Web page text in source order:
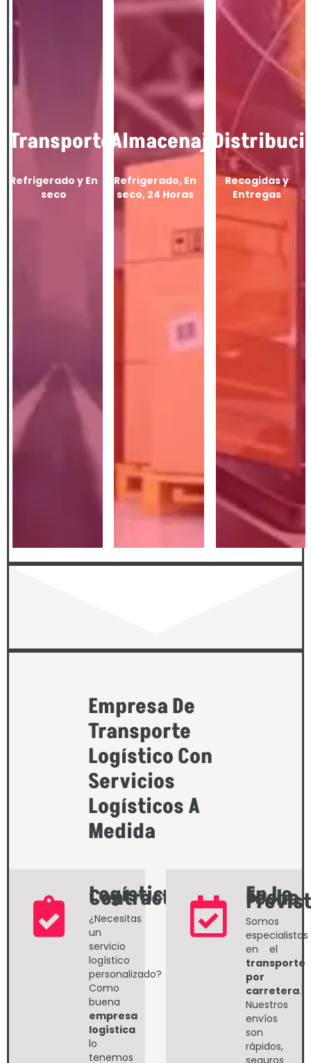
Transporte
Refrigerado y En
seco
Almacenaje
Refrigerado, En
seco, 24 Horas
Recogidas y
Entregas
Empresa De
Transporte
Logístico Con
Servicios
Logísticos A
Medida
Logística
Contractual
¿Necesitas
un
servicio
logístico
personalizado?
Como
buena
empresa
logística
lo
tenemos
En La
Fecha
Somos
especialistas
en el
transporte
por
carretera.
Nuestros
envíos
son
rápidos,